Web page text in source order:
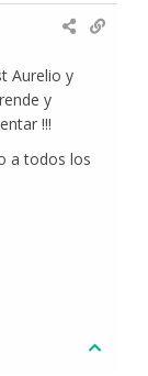
Aurelio y
y
!!!
a todos los